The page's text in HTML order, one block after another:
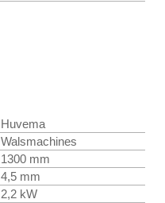
Huvema
Walsmachines
1300 mm
4,5 mm
2,2 kW